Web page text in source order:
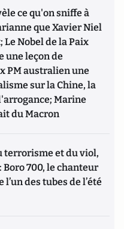
ce qu'on sniffe à
que Xavier Niel
Le Nobel de la Paix
une leçon de
PM australien une
sur la Chine, la
Marine
du Macron
terrorisme et du viol,
700, le chanteur
l’un des tubes de l’été